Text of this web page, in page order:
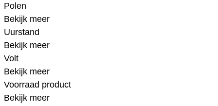
Polen
Bekijk meer
Uurstand
Bekijk meer
Volt
Bekijk meer
Voorraad product
Bekijk meer